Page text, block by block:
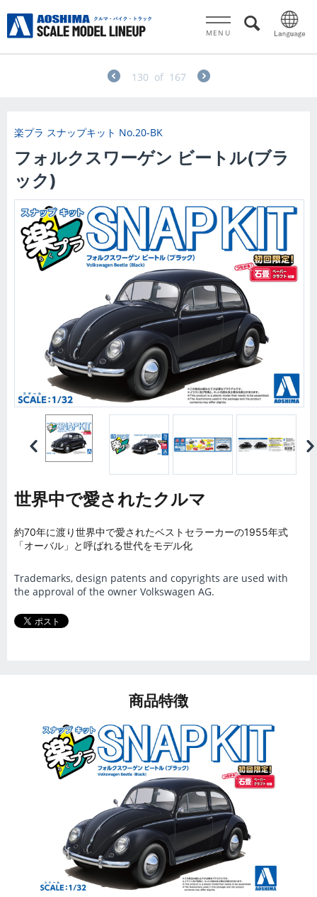
MENU
130 of 167
楽プラ スナップキット No.20-BK
フォルクスワーゲン ビートル(ブラ
ック)
世界中で愛されたクルマ
約70年に渡り世界中で愛されたベストセラーカーの1955年式
「オーバル」と呼ばれる世代をモデル化
Trademarks, design patents and copyrights are used with
the approval of the owner Volkswagen AG.
商品特徴